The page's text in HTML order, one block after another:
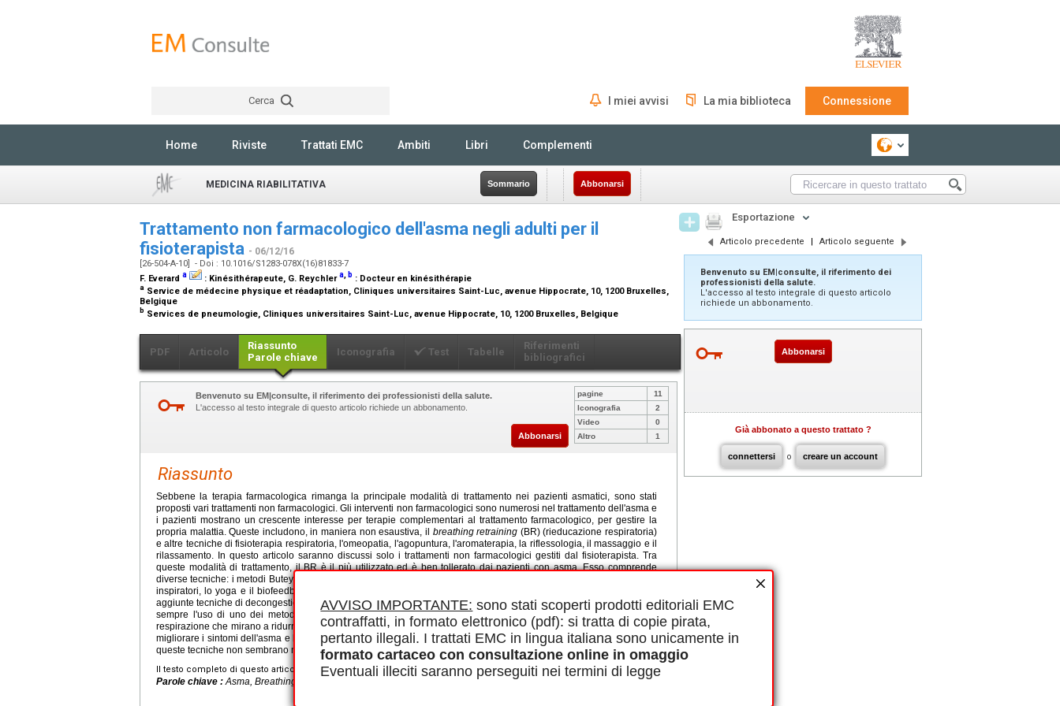
AVVISO IMPORTANTE: sono stati scoperti prodotti editoriali EMC
contraffatti, in formato elettronico (pdf): si tratta di copie pirata,
pertanto illegali. I trattati EMC in lingua italiana sono unicamente in
formato cartaceo con consultazione online in omaggio
Eventuali illeciti saranno perseguiti nei termini di legge
Cerca I miei avvisi La mia biblioteca Connessione
Home Riviste Trattati EMC Ambiti Libri Complementi
MEDICINA RIABILITATIVA Sommario Abbonarsi
Trattamento non farmacologico dell'asma negli adulti per il
fisioterapista - 06/12/16
[26-504-A-10] - Doi : 10.1016/S1283-078X(16)81833-7
F. Everard a : Kinésithérapeute, G. Reychlera, b : Docteur en kinésithérapie
a Service de médecine physique et réadaptation, Cliniques universitaires Saint-Luc, avenue Hippocrate, 10, 1200 Bruxelles,
Belgique
b Services de pneumologie, Cliniques universitaires Saint-Luc, avenue Hippocrate, 10, 1200 Bruxelles, Belgique
PDF Articolo
Riassunto
Parole chiave
Iconografia Test Tabelle
Riferimenti
bibliografici
Benvenuto su EM|consulte, il riferimento dei professionisti della salute.
L'accesso al testo integrale di questo articolo richiede un abbonamento.
Abbonarsi
pagine
11
Iconografia
2
Video
0
Altro
1
Riassunto
Sebbene la terapia farmacologica rimanga la principale modalità di trattamento nei pazienti asmatici, sono stati
proposti vari trattamenti non farmacologici. Gli interventi non farmacologici sono numerosi nel trattamento dell'asma e
i pazienti mostrano un crescente interesse per terapie complementari al trattamento farmacologico, per gestire la
propria malattia. Queste includono, in maniera non esaustiva, il breathing retraining (BR) (rieducazione respiratoria)
e altre tecniche di fisioterapia respiratoria, l'omeopatia, l'agopuntura, l'aromaterapia, la riflessologia, il massaggio e il
rilassamento. In questo articolo saranno discussi solo i trattamenti non farmacologici gestiti dal fisioterapista. Tra
queste modalità di trattamento, il BR è il più utilizzato ed è ben tollerato dai pazienti con asma. Esso comprende
diverse tecniche: i metodi Buteyko e Papworth, la rieducazione respiratoria diaframmatica, l'allenamento dei muscoli
inspiratori, lo yoga e il biofeedback. In un senso più ampio di fisioterapia toracica, al BR aerobico possono essere
aggiunte tecniche di decongestione respiratoria, esercizi acquatici e il metodo Lotorp. La letteratura non raccomanda
sempre l'uso di uno dei metodi del BR né di un'altra tecnica di fisioterapia respiratoria. Tuttavia, le tecniche di
respirazione che mirano a ridurre l'iperventilazione (Buteyko e Papworth) sembrano le più attraenti, da una parte per
migliorare i sintomi dell'asma e la qualità della vita dei pazienti e, dall'altra, per diminuire l'uso dei farmaci, anche se
queste tecniche non sembrano migliorare la funzione polmonare.
Il testo completo di questo articolo è disponibile in PDF.
Parole chiave :Asma, Breathing retraining, Buteyko, Iperventilazione, Trattamento non farmacologico
Esportazione
Articolo precedente | Articolo seguente
Benvenuto su EM|consulte, il riferimento dei
professionisti della salute.
L'accesso al testo integrale di questo articolo
richiede un abbonamento.
Abbonarsi
Già abbonato a questo trattato ?
connettersi o creare un account